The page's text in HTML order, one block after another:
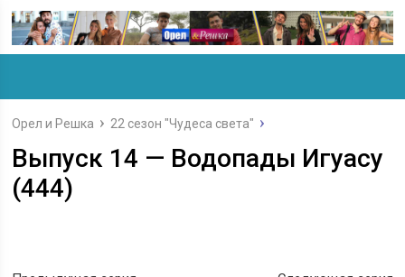
Орел и Решка 22 сезон "Чудеса света"
Выпуск 14 — Водопады Игуасу
(444)